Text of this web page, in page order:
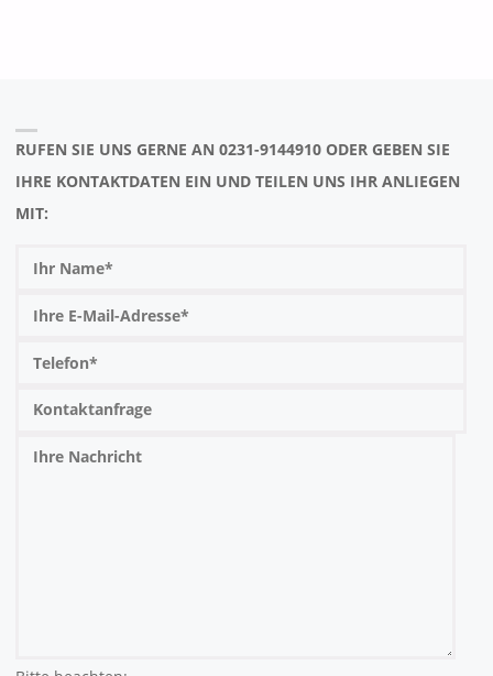
RUFEN SIE UNS GERNE AN 0231-9144910 ODER GEBEN SIE
IHRE KONTAKTDATEN EIN UND TEILEN UNS IHR ANLIEGEN
MIT: